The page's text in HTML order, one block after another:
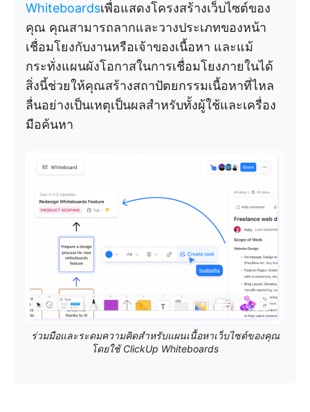
Whiteboardsเพื่อแสดงโครงสร้างเว็บไซต์ของ
คุณ คุณสามารถลากและวางประเภทของหน้า
เชื่อมโยงกับงานหรือเจ้าของเนื้อหา และแม้
กระทั่งแผนผังโอกาสในการเชื่อมโยงภายในได้
สิ่งนี้ช่วยให้คุณสร้างสถาปัตยกรรมเนื้อหาที่ไหล
ลื่นอย่างเป็นเหตุเป็นผลสำหรับทั้งผู้ใช้และเครื่อง
มือค้นหา
ร่วมมือและระดมความคิดสำหรับแผนเนื้อหาเว็บไซต์ของคุณ
โดยใช้ ClickUp Whiteboards